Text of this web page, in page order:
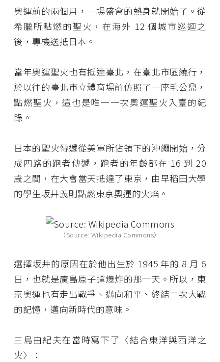
奧運前的兩個月，一場盛會的熱身就開始了。從
希臘所點燃的聖火，在海外 12 個城市巡迴之
後，專機送抵日本。
當年奧運聖火也有抵達臺北，在臺北市區繞行，
於以往的臺北市立體育場前仿照了一座毛公鼎，
點燃聖火，這也是唯一一次奧運聖火入臺的紀
錄。
日本的聖火傳遞從美軍所佔領下的沖繩開始，分
成四路的跑者傳遞，跑者的年齡都在 16 到 20
歲之間，在大會當天抵達了東京，由早稻田大學
的學生坂井義則點燃東京奧運的火焰。
（Source: Wikipedia Commons）
選擇坂井的原因在於他出生於 1945 年的 8 月 6
日，也就是廣島原子彈爆炸的那一天。所以，東
京奧運也有走出戰爭、邁向和平、終結二次大戰
的記憶，邁向新時代的意味。
三島由紀夫在當時寫下了〈結合東洋與西洋之
火〉：